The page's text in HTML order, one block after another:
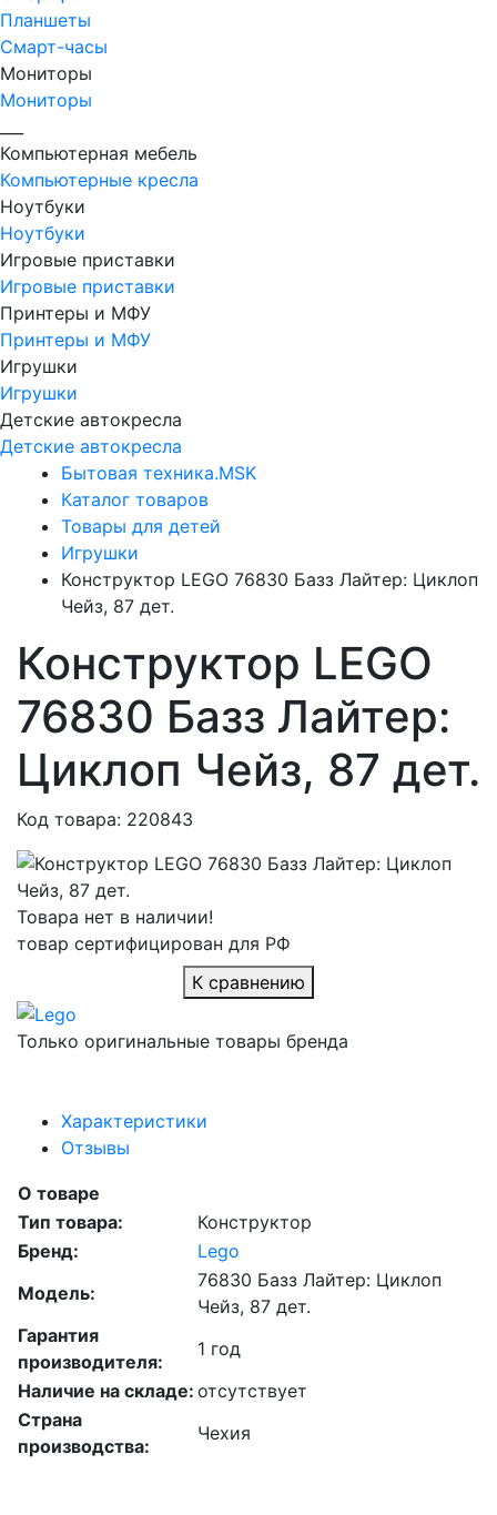
Планшеты
Смарт-часы
Мониторы
Мониторы
Компьютерная мебель
Компьютерные кресла
Ноутбуки
Ноутбуки
Игровые приставки
Игровые приставки
Принтеры и МФУ
Принтеры и МФУ
Игрушки
Игрушки
Детские автокресла
Детские автокресла
Бытовая техника.MSK
Каталог товаров
Товары для детей
Игрушки
Конструктор LEGO 76830 Базз Лайтер: Циклоп
Чейз, 87 дет.
Конструктор LEGO
76830 Базз Лайтер:
Циклоп Чейз, 87 дет.
Код товара: 220843
Товара нет в наличии!
товар сертифицирован для РФ
К сравнению
Только оригинальные товары бренда
Характеристики
Отзывы
О товаре
Тип товара:
Конструктор
Бренд:
Lego
Модель:
76830 Базз Лайтер: Циклоп
Чейз, 87 дет.
Гарантия
производителя:
1 год
Наличие на складе: отсутствует
Страна
производства:
Чехия